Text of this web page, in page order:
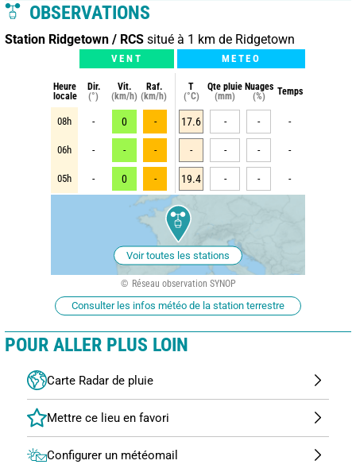
OBSERVATIONS
Station Ridgetown / RCS situé à 1 km de Ridgetown
VENT METEO
Heure
locale
Dir.
(°)
Vit.
(km/h)
Raf.
(km/h)
T
(°C)
Qte pluie
(mm)
Nuages
(%)
Temps
08h - 0 - 17.6 - - -
06h - - - - - - -
05h - 0 - 19.4 - - -
Voir toutes les stations
Réseau observation SYNOP
Consulter les infos météo de la station terrestre
POUR ALLER PLUS LOIN
Carte Radar de pluie
Configurer un météomail